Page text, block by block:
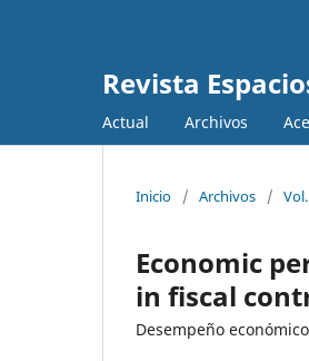
Revista
Actual Archivos
Inicio / Archivos /
Economic
in fiscal
Desempeño